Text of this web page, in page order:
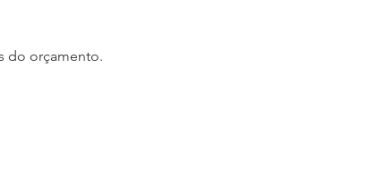
do orçamento.